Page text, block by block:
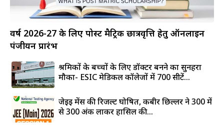
वर्ष 2026-27 के लिए पोस्ट मैट्रिक छात्रवृत्ति हेतु ऑनलाइन
पंजीयन प्रारंभ
श्रमिकों के बच्चों के लिए डॉक्टर बनने का सुनहरा
मौका- ESIC मेडिकल कॉलेजों में 700 सीटें...
जेईई मेंस की रिजल्ट घोषित, कबीर छिल्लर ने 300 में
से 300 अंक लाकर हासिल की...